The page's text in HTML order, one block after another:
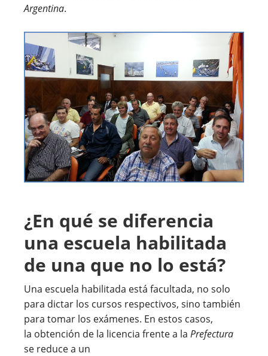
Argentina.
¿En qué se diferencia
una escuela habilitada
de una que no lo está?
Una escuela habilitada está facultada, no solo
para dictar los cursos respectivos, sino también
para tomar los exámenes. En estos casos,
la obtención de la licencia frente a la Prefectura
se reduce a un